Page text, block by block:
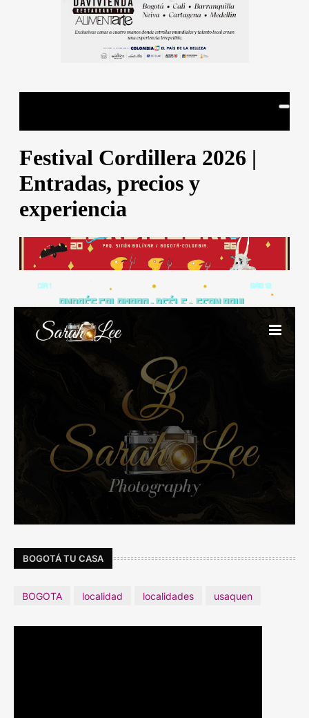
BOGOTÁ TU CASA
BOGOTA localidad localidades usaquen